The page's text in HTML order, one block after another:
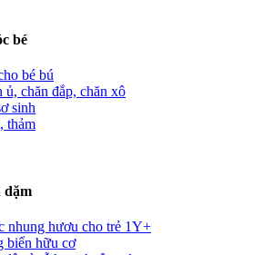
bé
bé bú
ủ, chăn đắp, chăn xô
sinh
thảm
dặm
nhung hươu cho trẻ 1Y+
biển hữu cơ